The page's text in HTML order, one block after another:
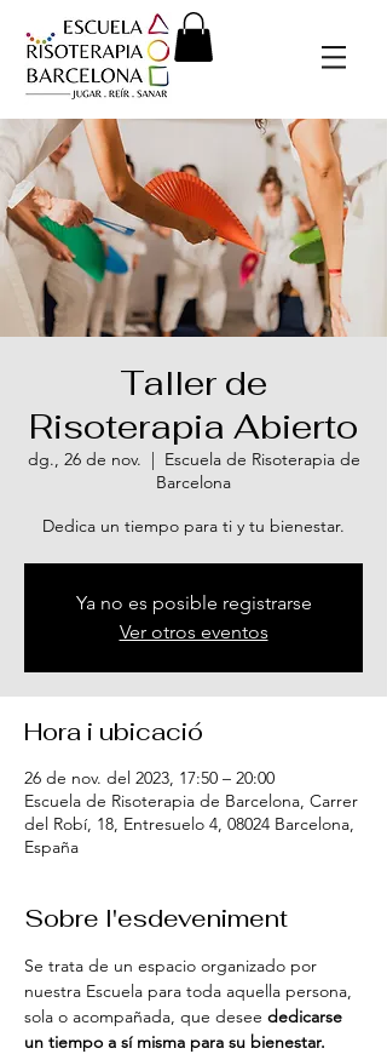
Taller de
Risoterapia Abierto
dg., 26 de nov.
  |
Escuela de Risoterapia de
Barcelona
Dedica un tiempo para ti y tu bienestar.
Ya no es posible registrarse
Ver otros eventos
Hora i ubicació
26 de nov. del 2023, 17:50 – 20:00
Escuela de Risoterapia de Barcelona, Carrer
del Robí, 18, Entresuelo 4, 08024 Barcelona,
España
Sobre l'esdeveniment
Se trata de un espacio organizado por
nuestra Escuela para toda aquella persona,
sola o acompañada, que desee dedicarse
un tiempo a sí misma para su bienestar.